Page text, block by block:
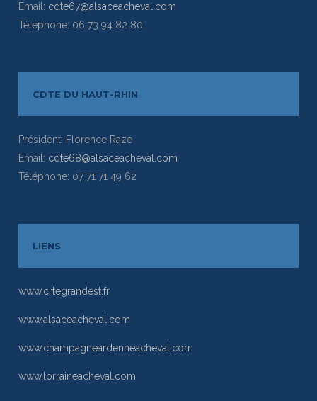
Email: cdte67@alsaceacheval.com
Téléphone: 06 73 94 82 80
CDTE DU HAUT-RHIN
Président: Florence Raze
Email: cdte68@alsaceacheval.com
Téléphone: 07 71 71 49 62
LIENS
www.crtegrandest.fr
www.alsaceacheval.com
www.champagneardenneacheval.com
www.lorraineacheval.com